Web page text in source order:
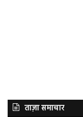
ताज़ा समाचार